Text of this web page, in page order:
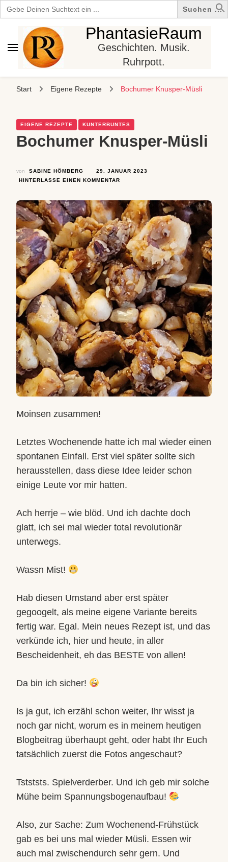
Search
for:
PhantasieRaum
Geschichten. Musik.
Ruhrpott.
Start Eigene Rezepte Bochumer Knusper-Müsli
EIGENE REZEPTE KUNTERBUNTES
Bochumer Knusper-Müsli
von SABINE HÖMBERG
29. JANUAR 2023
HINTERLASSE EINEN KOMMENTAR
MÜSLI
Moinsen zusammen!
Letztes Wochenende hatte ich mal wieder einen
spontanen Einfall. Erst viel später sollte sich
herausstellen, dass diese Idee leider schon
einige Leute vor mir hatten.
Ach herrje – wie blöd. Und ich dachte doch
glatt, ich sei mal wieder total revolutionär
unterwegs.
Wassn Mist!
Hab diesen Umstand aber erst später
gegoogelt, als meine eigene Variante bereits
fertig war. Egal. Mein neues Rezept ist, und das
verkünde ich, hier und heute, in aller
Bescheidenheit, eh das BESTE von allen!
Da bin ich sicher!
Is ja gut, ich erzähl schon weiter, Ihr wisst ja
noch gar nicht, worum es in meinem heutigen
Blogbeitrag überhaupt geht, oder habt Ihr Euch
tatsächlich zuerst die Fotos angeschaut?
Tstststs. Spielverderber. Und ich geb mir solche
Mühe beim Spannungsbogenaufbau!
Also, zur Sache: Zum Wochenend-Frühstück
gab es bei uns mal wieder Müsli. Essen wir
auch mal zwischendurch sehr gern. Und